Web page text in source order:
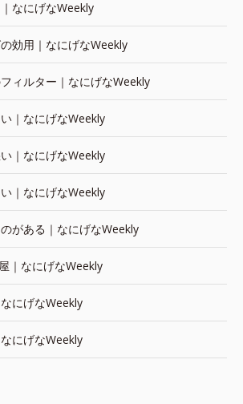
なにげなWeekly
効用｜なにげなWeekly
ィルター｜なにげなWeekly
｜なにげなWeekly
｜なにげなWeekly
｜なにげなWeekly
がある｜なにげなWeekly
｜なにげなWeekly
にげなWeekly
にげなWeekly